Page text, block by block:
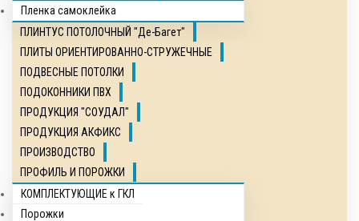
Пленка самоклейка
ПЛИНТУС ПОТОЛОЧНЫЙ "Де-Багет"
ПЛИТЫ ОРИЕНТИРОВАННО-СТРУЖЕЧНЫЕ
ПОДВЕСНЫЕ ПОТОЛКИ
ПОДОКОННИКИ ПВХ
ПРОДУКЦИЯ "СОУДАЛ"
ПРОДУКЦИЯ АКФИКС
ПРОИЗВОДСТВО
ПРОФИЛЬ И ПОРОЖКИ
КОМПЛЕКТУЮЩИЕ к ГКЛ
Порожки